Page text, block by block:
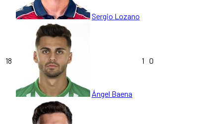
Sergio Lozano
18
Ángel Baena
1 0